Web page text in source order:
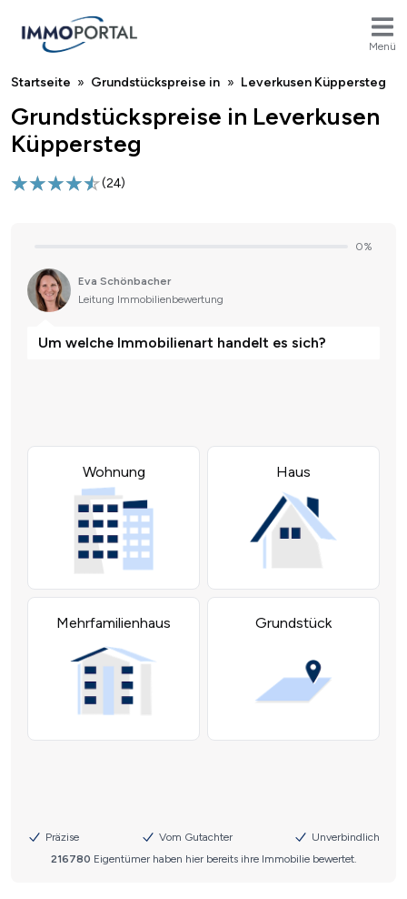
Menü
Breadcrumb
Startseite Grundstückspreise in Leverkusen Küppersteg
Grundstückspreise in Leverkusen
Küppersteg
(24)